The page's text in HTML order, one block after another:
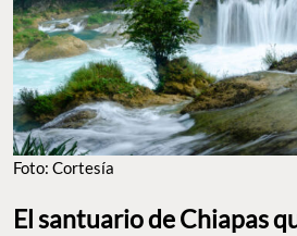
Foto: Cortesía
El santuario de Chiapas